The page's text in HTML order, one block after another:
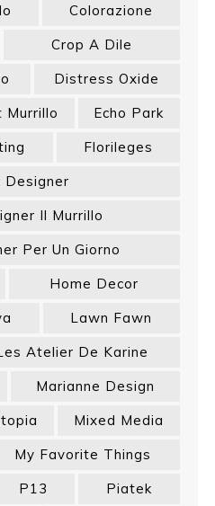
Colorazione
Crop A Dile
Distress Oxide
Murrillo
Echo Park
Florileges
Designer
Il Murrillo
Per Un Giorno
Home Decor
Lawn Fawn
Atelier De Karine
Marianne Design
Mixed Media
My Favorite Things
P13
Piatek